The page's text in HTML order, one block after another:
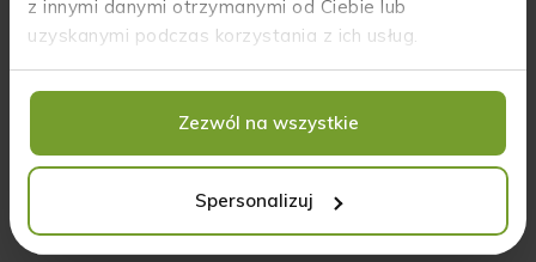
z innymi danymi otrzymanymi od Ciebie lub
uzyskanymi podczas korzystania z ich usług.
Zezwól na wszystkie
Spersonalizuj
założenia w 2017 roku firmy HempKing było
zachorowanie ich psa na epilepsję. Jej leczenie
poszukiwali innych możliwości wsparcia organizmu
naturalne bogactwo fitoskładników."